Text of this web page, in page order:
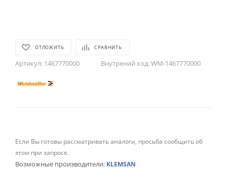
ОТЛОЖИТЬ СРАВНИТЬ
Артикул: 1467770000 Внутрений код:WM-1467770000
Если Вы готовы рассматривать аналоги, просьба сообщить об
этом при запросе.
Возможные производители: KLEMSAN